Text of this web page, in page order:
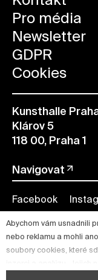
Pro média
Newsletter
GDPR
Cookies
Kunsthalle
Klárov 5
118 00, Praha 1
Navigovat
Facebook
Abychom vám usnadnili
nebo reklamu a mohli
soubory cookies, které
cookies" a kdykoliv jej